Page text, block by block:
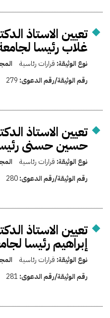
تعيين الاستاذ
غلاب رئيسا
نوع الوثيقة: قرارات رئاسية
رقم الوثيقة/رقم الدعوى: 279
تعيين الاستاذ
حسين حسنى
نوع الوثيقة: قرارات رئاسية
رقم الوثيقة/رقم الدعوى:280
تعيين الاستاذ
إبراهيم رئيسا
نوع الوثيقة: قرارات رئاسية
رقم الوثيقة/رقم الدعوى: 281